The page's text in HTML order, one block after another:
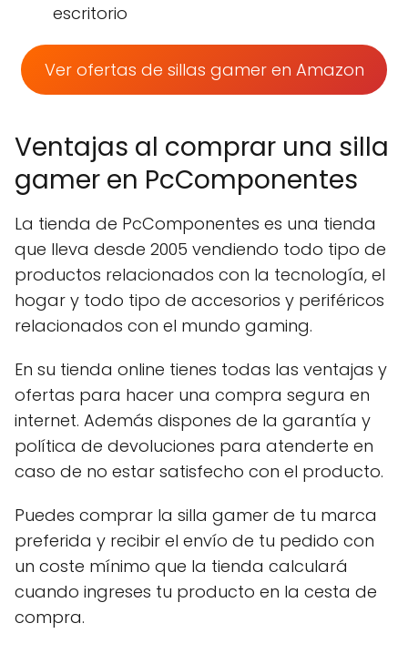
escritorio
Ver ofertas de sillas gamer en Amazon
Ventajas al comprar una silla
gamer en PcComponentes
La tienda de PcComponentes es una tienda
que lleva desde 2005 vendiendo todo tipo de
productos relacionados con la tecnología, el
hogar y todo tipo de accesorios y periféricos
relacionados con el mundo gaming.
En su tienda online tienes todas las ventajas y
ofertas para hacer una compra segura en
internet. Además dispones de la garantía y
política de devoluciones para atenderte en
caso de no estar satisfecho con el producto.
Puedes comprar la silla gamer de tu marca
preferida y recibir el envío de tu pedido con
un coste mínimo que la tienda calculará
cuando ingreses tu producto en la cesta de
compra.